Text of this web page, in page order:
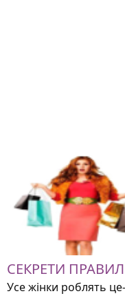
СЕКРЕТИ
Усе жінки роблять